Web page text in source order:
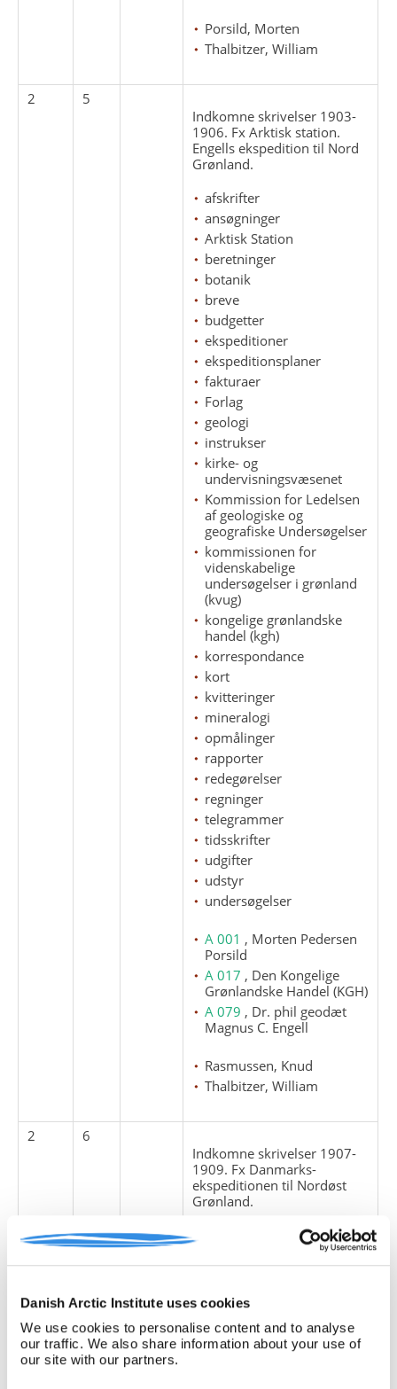
Danish Arctic Institute uses cookies
We use cookies to personalise content and to analyse
our traffic. We also share information about your use of
our site with our partners.
Porsild, Morten
Thalbitzer, William
2
5
Indkomne skrivelser 1903-
1906. Fx Arktisk station.
Engells ekspedition til Nord
Grønland.
afskrifter
ansøgninger
Arktisk Station
beretninger
botanik
breve
budgetter
ekspeditioner
ekspeditionsplaner
fakturaer
Forlag
geologi
instrukser
kirke- og
undervisningsvæsenet
Kommission for Ledelsen
af geologiske og
geografiske Undersøgelser
kommissionen for
videnskabelige
undersøgelser i grønland
(kvug)
kongelige grønlandske
handel (kgh)
korrespondance
kort
kvitteringer
mineralogi
opmålinger
rapporter
redegørelser
regninger
telegrammer
tidsskrifter
udgifter
udstyr
undersøgelser
A 001 , Morten Pedersen
Porsild
A 017 , Den Kongelige
Grønlandske Handel (KGH)
A 079 , Dr. phil geodæt
Magnus C. Engell
Rasmussen, Knud
Thalbitzer, William
2
6
Indkomne skrivelser 1907-
1909. Fx Danmarks-
ekspeditionen til Nordøst
Grønland.
breve
danmark-ekspeditionen
(1906 08)